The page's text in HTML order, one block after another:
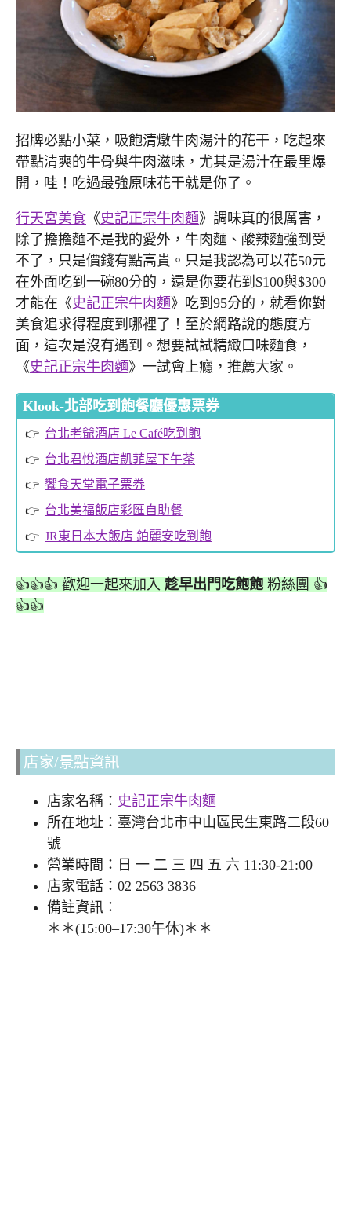
招牌必點小菜，吸飽清燉牛肉湯汁的花干，吃起來
帶點清爽的牛骨與牛肉滋味，尤其是湯汁在最里爆
開，哇！吃過最強原味花干就是你了。
行天宮美食 《史記正宗牛肉麵》調味真的很厲害，
除了擔擔麵不是我的愛外，牛肉麵、酸辣麵強到受
不了，只是價錢有點高貴。只是我認為可以花50元
在外面吃到一碗80分的，還是你要花到$100與$300
才能在《史記正宗牛肉麵》吃到95分的，就看你對
美食追求得程度到哪裡了！至於網路說的態度方
面，這次是沒有遇到。想要試試精緻口味麵食，
《史記正宗牛肉麵》一試會上癮，推薦大家。
Klook-北部吃到飽餐廳優惠票券
台北老爺酒店 Le Café吃到飽
台北君悅酒店凱菲屋下午茶
饗食天堂電子票券
台北美福飯店彩匯自助餐
JR東日本大飯店 鉑麗安吃到飽
👍👍👍 歡迎一起來加入 趁早出門吃飽飽 粉絲團 👍
👍👍
店家/景點資訊
店家名稱： 史記正宗牛肉麵
所在地址：臺灣台北市中山區民生東路二段60
號
營業時間：日 一 二 三 四 五 六 11:30-21:00
店家電話：02 2563 3836
備註資訊：
＊＊(15:00–17:30午休)＊＊